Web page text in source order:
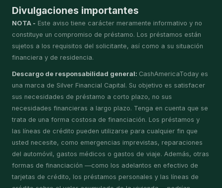
Divulgaciones importantes
NOTA - Este aviso tiene carácter meramente informativo y no
constituye un compromiso de préstamo. Los préstamos están
sujetos a los requisitos del solicitante, así como a su situación
financiera y de residencia.
Descargo de responsabilidad general: CashAmericaToday es
una marca de Silver Financial Capital. Su objetivo es satisfacer
sus necesidades de préstamo a corto plazo, no sus
necesidades financieras a largo plazo. Tenga en cuenta que se
trata de una forma costosa de financiación. Los préstamos y
las líneas de crédito pueden utilizarse para cualquier fin que
usted necesite, como emergencias imprevistas, reparaciones
del automóvil, gastos médicos o gastos de viaje. Además, otras
formas de financiación —como los adelantos en efectivo de
tarjetas de crédito, los préstamos personales y las líneas de